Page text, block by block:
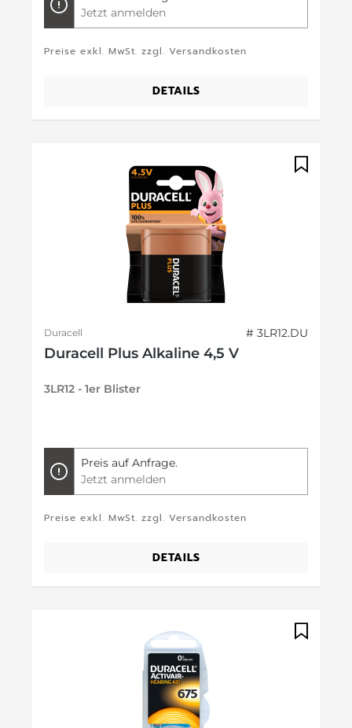
Jetzt anmelden
Preise exkl. MwSt. zzgl. Versandkosten
DETAILS
Duracell # 3LR12.DU
Duracell Plus Alkaline 4,5 V
3LR12 - 1er Blister
Preis auf Anfrage.
Jetzt anmelden
Preise exkl. MwSt. zzgl. Versandkosten
DETAILS